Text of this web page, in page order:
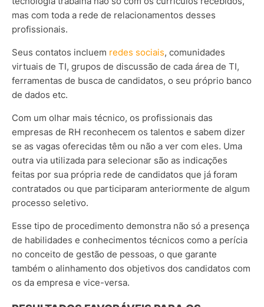
mas com toda a rede de relacionamentos desses
profissionais.
Seus contatos incluem redes sociais, comunidades
virtuais de TI, grupos de discussão de cada área de TI,
ferramentas de busca de candidatos, o seu próprio banco
de dados etc.
Com um olhar mais técnico, os profissionais das
empresas de RH reconhecem os talentos e sabem dizer
se as vagas oferecidas têm ou não a ver com eles. Uma
outra via utilizada para selecionar são as indicações
feitas por sua própria rede de candidatos que já foram
contratados ou que participaram anteriormente de algum
processo seletivo.
Esse tipo de procedimento demonstra não só a presença
de habilidades e conhecimentos técnicos como a perícia
no conceito de gestão de pessoas, o que garante
também o alinhamento dos objetivos dos candidatos com
os da empresa e vice-versa.